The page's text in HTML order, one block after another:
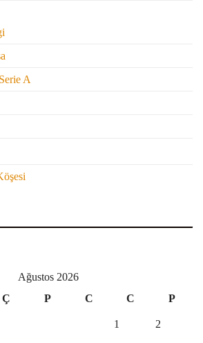
A
Ağustos 2026
Ç P C C P
1 2